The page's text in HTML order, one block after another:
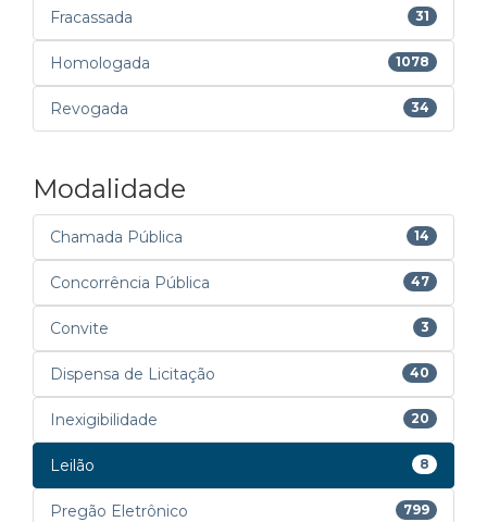
Fracassada 31
Homologada 1078
Revogada 34
Modalidade
Chamada Pública 14
Concorrência Pública 47
Convite 3
Dispensa de Licitação 40
Inexigibilidade 20
Leilão 8
Pregão Eletrônico 799